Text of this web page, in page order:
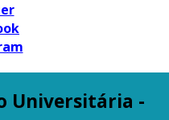
Universitária -